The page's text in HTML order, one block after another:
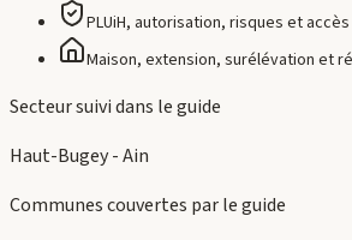
PLUiH, autorisation, risques et
Maison, extension, surélévation et
Secteur suivi dans le guide
Haut-Bugey - Ain
Communes couvertes par le guide